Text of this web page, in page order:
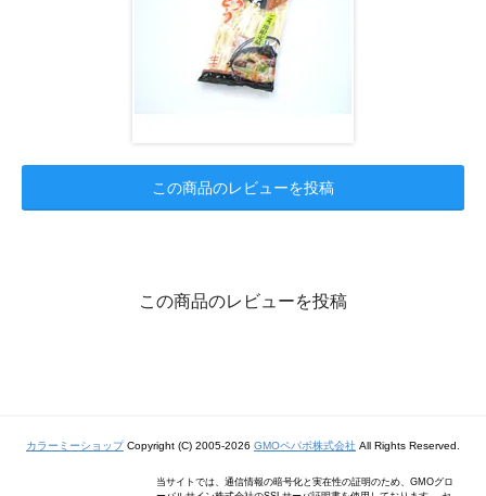
この商品のレビューを投稿
この商品のレビューを投稿
カラーミーショップCopyright (C) 2005-2026 GMOペパボ株式会社 All Rights Reserved.
当サイトでは、通信情報の暗号化と実在性の証明のため、GMOグロ